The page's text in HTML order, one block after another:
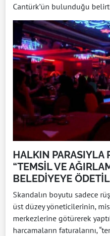
Cantürk’ün bulunduğu
HALKIN PARASIYLA
“TEMSİL VE
BELEDİYEYE
Skandalın boyutu sadece
üst düzey yöneticilerinin,
merkezlerine götürerek
harcamaların faturalarını,